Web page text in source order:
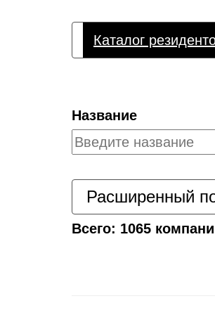
Каталог
Название
Расширенный
Всего: 1065